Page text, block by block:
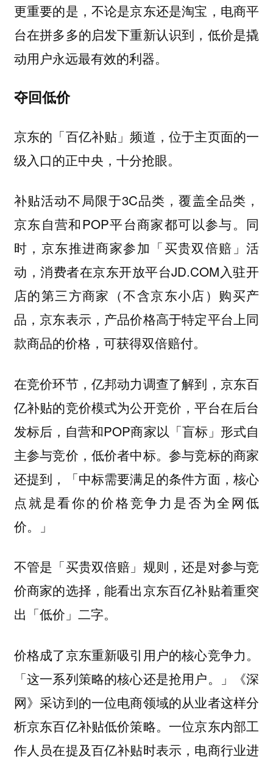
更重要的是，不论是京东还是淘宝，电商平
台在拼多多的启发下重新认识到，低价是撬
动用户永远最有效的利器。
夺回低价
京东的「百亿补贴」频道，位于主页面的一
级入口的正中央，十分抢眼。
补贴活动不局限于3C品类，覆盖全品类，
京东自营和POP平台商家都可以参与。同
时，京东推进商家参加「买贵双倍赔」活
动，消费者在京东开放平台JD.COM入驻开
店的第三方商家（不含京东小店）购买产
品，京东表示，产品价格高于特定平台上同
款商品的价格，可获得双倍赔付。
在竞价环节，亿邦动力调查了解到，京东百
亿补贴的竞价模式为公开竞价，平台在后台
发标后，自营和POP商家以「盲标」形式自
主参与竞价，低价者中标。参与竞标的商家
还提到，「中标需要满足的条件方面，核心
点就是看你的价格竞争力是否为全网低
价。」
不管是「买贵双倍赔」规则，还是对参与竞
价商家的选择，能看出京东百亿补贴着重突
出「低价」二字。
价格成了京东重新吸引用户的核心竞争力。
「这一系列策略的核心还是抢用户。」《深
网》采访到的一位电商领域的从业者这样分
析京东百亿补贴低价策略。一位京东内部工
作人员在提及百亿补贴时表示，电商行业进